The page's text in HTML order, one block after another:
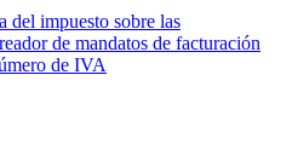
del impuesto sobre las
de mandatos de facturación
de IVA